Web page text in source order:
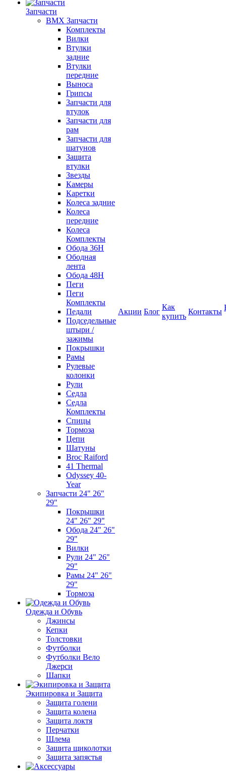
Запчасти
BMX Запчасти
Комплекты
Вилки
Втулки
задние
Втулки
передние
Выноса
Грипсы
Запчасти для
втулок
Запчасти для
рам
Запчасти для
шатунов
Защита
втулки
Звезды
Камеры
Каретки
Колеса задние
Колеса
передние
Колеса
Комплекты
Обода 36H
Ободная
лента
Обода 48H
Пеги
Пеги
Комплекты
Педали
Подседельные
штыри /
зажимы
Покрышки
Рамы
Рулевые
колонки
Рули
Седла
Седла
Комплекты
Спицы
Тормоза
Цепи
Шатуны
Broc Raiford
41 Thermal
Odyssey 40-
Year
Запчасти 24" 26"
29"
Покрышки
24" 26" 29"
Обода 24" 26"
29"
Вилки
Рули 24" 26"
29"
Рамы 24" 26"
29"
Тормоза
Одежда и Обувь
Джинсы
Кепки
Толстовки
Футболки
Футболки Вело
Джерси
Шапки
Экипировка и Защита
Защита голени
Защита колена
Защита локтя
Перчатки
Шлема
Защита щиколотки
Защита запястья
Акции Блог
Как
купить
Контакты